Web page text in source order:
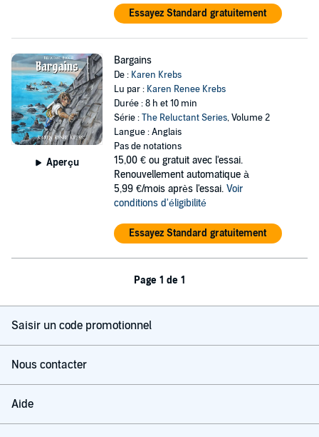
Essayez Standard gratuitement
Aperçu
Bargains
De : Karen Krebs
Lu par : Karen Renee Krebs
Durée : 8 h et 10 min
Série :The Reluctant Series, Volume 2
Langue : Anglais
Pas de notations
15,00 € ou gratuit avec l'essai.
Renouvellement automatique à
5,99 €/mois après l'essai. Voir
conditions d'éligibilité
Essayez Standard gratuitement
Page 1 de 1
Saisir un code promotionnel
Nous contacter
Aide